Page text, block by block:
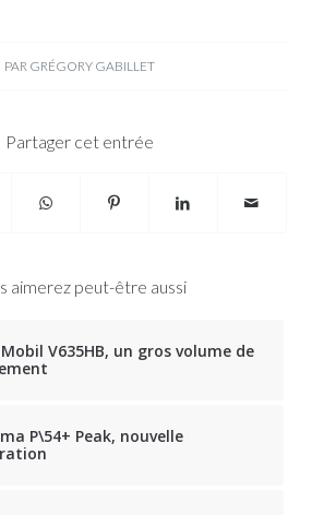
PAR GRÉGORY GABILLET
Partager cet entrée
aimerez peut-être aussi
V635HB, un gros volume de
P\54+ Peak, nouvelle